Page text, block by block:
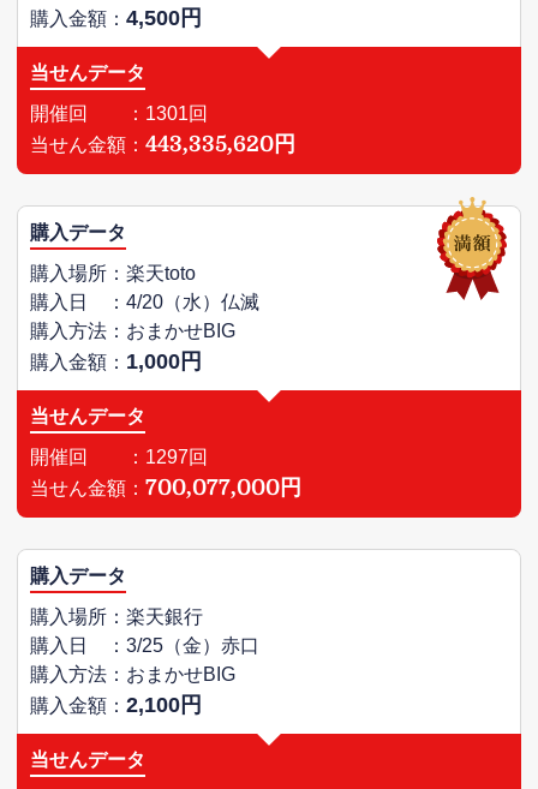
購入金額： 4,500円
当せんデータ
開催回 ：1301回
当せん金額： 443,335,620円
購入データ
購入場所：楽天toto
購入日 ：4/20（水）仏滅
購入方法：おまかせBIG
購入金額： 1,000円
当せんデータ
開催回 ：1297回
当せん金額： 700,077,000円
購入データ
購入場所：楽天銀行
購入日 ：3/25（金）赤口
購入方法：おまかせBIG
購入金額： 2,100円
当せんデータ